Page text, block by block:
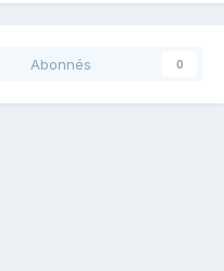
Abonnés 0